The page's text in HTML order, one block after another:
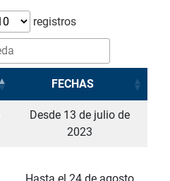
registros
FECHAS
Desde 13 de julio de
2023